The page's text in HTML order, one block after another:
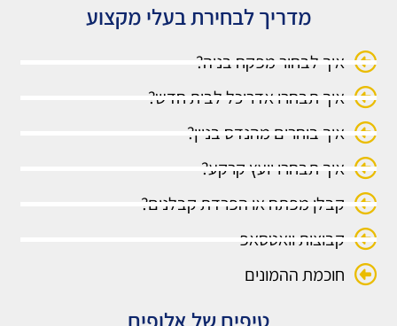
מדריך לבחירת בעלי מקצוע
איך לבחור מפקח בניה?
איך תבחרו אדריכל לבית חדש?
איך בוחרים מהנדס בניין?
איך תבחרו יועץ קרקע?
קבלן מפתח או הפרדת קבלנים?
קבוצות וואטסאפ
חוכמת ההמונים
טיפים של אלופים